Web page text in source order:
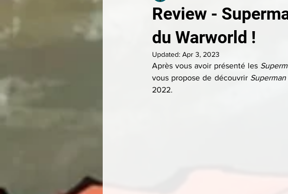
Review -
du Warworld !
Updated: Apr 3, 2023
Après vous avoir présenté les
vous propose de découvrir
2022.